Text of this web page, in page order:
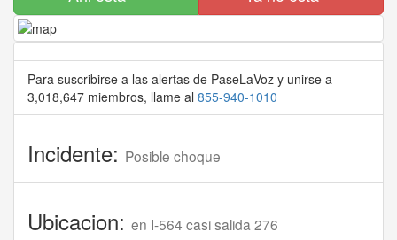
Para suscribirse a las alertas de PaseLaVoz y unirse a
3,018,647 miembros, llame al 855-940-1010
Incidente: Posible choque
Ubicacion: en I-564 casi salida 276